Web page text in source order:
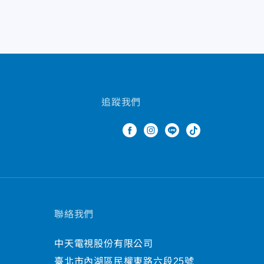
追蹤我們
聯絡我們
中天電視股份有限公司
臺北市內湖區民權東路六段25號